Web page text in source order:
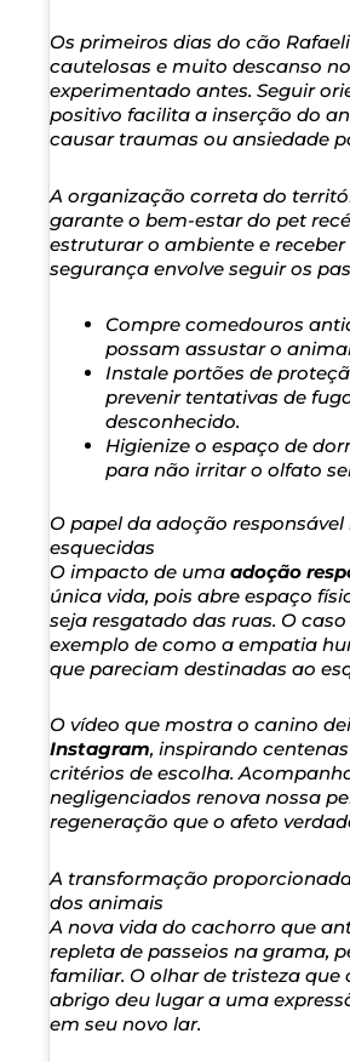
Os primeiros dias do cão
cautelosas e muito descanso
experimentado antes. Seguir
positivo facilita a inserção do
causar traumas ou ansiedade
A organização correta do
garante o bem-estar do pet
estruturar o ambiente e
segurança envolve seguir os
Compre comedouros
possam assustar o
Instale portões de
prevenir tentativas de
desconhecido.
Higienize o espaço de
para não irritar o olfato
O papel da adoção
esquecidas
O impacto de uma adoção
única vida, pois abre espaço
seja resgatado das ruas. O
exemplo de como a empatia
que pareciam destinadas ao
O vídeo que mostra o canino
Instagram, inspirando
critérios de escolha.
negligenciados renova nossa
regeneração que o afeto
A transformação
dos animais
A nova vida do cachorro que
repleta de passeios na grama,
familiar. O olhar de tristeza
abrigo deu lugar a uma
em seu novo lar.